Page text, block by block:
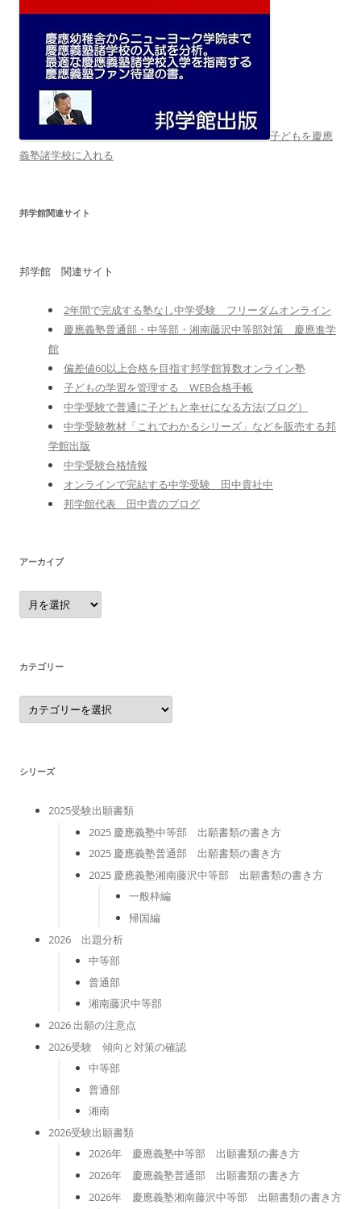
子どもを慶應
義塾諸学校に入れる
邦学館関連サイト
邦学館 関連サイト
2年間で完成する塾なし中学受験 フリーダムオンライン
慶應義塾普通部・中等部・湘南藤沢中等部対策 慶應進学
館
偏差値60以上合格を目指す邦学館算数オンライン塾
子どもの学習を管理する WEB合格手帳
中学受験で普通に子どもと幸せになる方法(ブログ）
中学受験教材「これでわかるシリーズ」などを販売する邦
学館出版
中学受験合格情報
オンラインで完結する中学受験 田中貴社中
邦学館代表 田中貴のブログ
アーカイブ
ア
ー
カ
カテゴリー
カ
テ
ゴ
シリーズ
2025受験出願書類
2025 慶應義塾中等部 出願書類の書き方
2025 慶應義塾普通部 出願書類の書き方
2025 慶應義塾湘南藤沢中等部 出願書類の書き方
一般枠編
帰国編
2026 出題分析
中等部
普通部
湘南藤沢中等部
2026 出願の注意点
2026受験 傾向と対策の確認
中等部
普通部
湘南
2026受験出願書類
2026年 慶應義塾中等部 出願書類の書き方
2026年 慶應義塾普通部 出願書類の書き方
2026年 慶應義塾湘南藤沢中等部 出願書類の書き方